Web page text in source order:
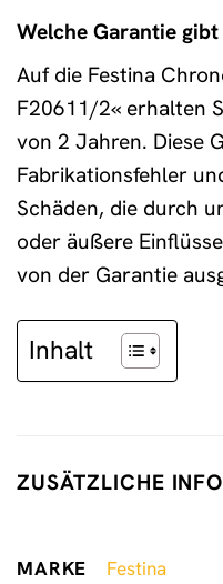
Welche Garantie
Auf die Festina
F20611/2« erhalten
von 2 Jahren. Diese
Fabrikationsfehler
Schäden, die durch
oder äußere
von der Garantie
Inhalt
ZUSÄTZLICHE
MARKE Festina